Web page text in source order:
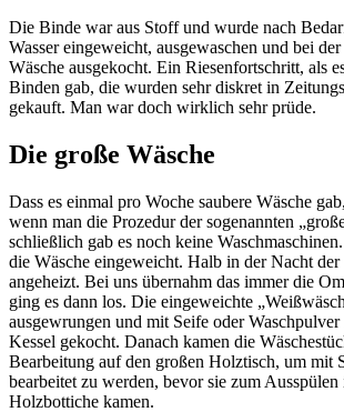
Die Binde war aus Stoff und wurde nach
Wasser eingeweicht, ausgewaschen und bei
Wäsche ausgekocht. Ein Riesenfortschritt, als
Binden gab, die wurden sehr diskret in
gekauft. Man war doch wirklich sehr prüde.
Die große Wäsche
Dass es einmal pro Woche saubere Wäsche
wenn man die Prozedur der sogenannten
schließlich gab es noch keine
die Wäsche eingeweicht. Halb in der Nacht der
angeheizt. Bei uns übernahm das immer die
ging es dann los. Die eingeweichte
ausgewrungen und mit Seife oder
Kessel gekocht. Danach kamen die
Bearbeitung auf den großen Holztisch, um mit
bearbeitet zu werden, bevor sie zum Ausspülen
Holzbottiche kamen.